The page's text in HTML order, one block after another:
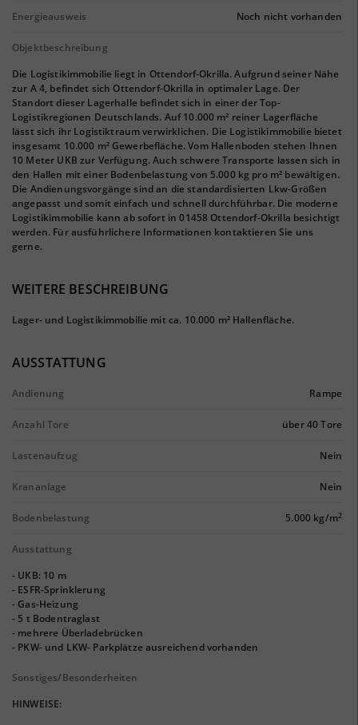
Energieausweis Noch nicht vorhanden
Objektbeschreibung
Die Logistikimmobilie liegt in Ottendorf-Okrilla. Aufgrund seiner Nähe
zur A 4, befindet sich Ottendorf-Okrilla in optimaler Lage. Der
Standort dieser Lagerhalle befindet sich in einer der Top-
Logistikregionen Deutschlands. Auf 10.000 m² reiner Lagerfläche
lässt sich ihr Logistiktraum verwirklichen. Die Logistikimmobilie bietet
insgesamt 10.000 m² Gewerbefläche. Vom Hallenboden stehen Ihnen
10 Meter UKB zur Verfügung. Auch schwere Transporte lassen sich in
den Hallen mit einer Bodenbelastung von 5.000 kg pro m² bewältigen.
Die Andienungsvorgänge sind an die standardisierten Lkw-Größen
angepasst und somit einfach und schnell durchführbar. Die moderne
Logistikimmobilie kann ab sofort in 01458 Ottendorf-Okrilla besichtigt
werden. Für ausführlichere Informationen kontaktieren Sie uns
gerne.
WEITERE BESCHREIBUNG
Lager- und Logistikimmobilie mit ca. 10.000 m² Hallenfläche.
AUSSTATTUNG
Andienung Rampe
Anzahl Tore über 40 Tore
Lastenaufzug Nein
Krananlage Nein
Bodenbelastung 5.000 kg/m2
Ausstattung
- UKB: 10 m
- ESFR-Sprinklerung
- Gas-Heizung
- 5 t Bodentraglast
- mehrere Überladebrücken
- PKW- und LKW- Parkplätze ausreichend vorhanden
Sonstiges/Besonderheiten
HINWEISE: